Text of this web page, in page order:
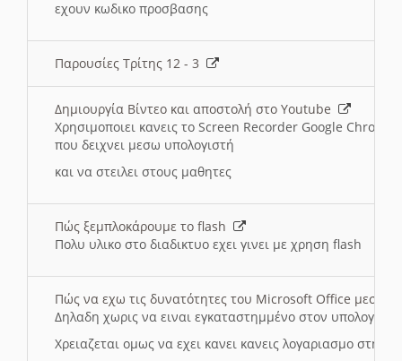
εχουν κωδικο προσβασης
Παρουσίες Τρίτης 12 - 3
Δημιουργία Βίντεο και αποστολή στο Youtube
Χρησιμοποιει κανεις το Screen Recorder Google Chrome
που δειχνει μεσω υπολογιστή
και να στειλει στους μαθητες
Πώς ξεμπλοκάρουμε το flash
Πολυ υλικο στο διαδικτυο εχει γινει με χρηση flash
Πώς να εχω τις δυνατότητες του Microsoft Office μεσω
Δηλαδη χωρις να ειναι εγκαταστημμένο στον
Χρειαζεται ομως να εχει κανει κανεις λογαριασμο στη